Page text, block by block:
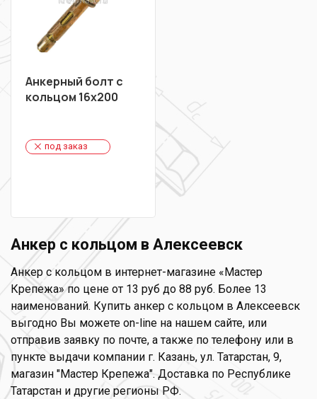
Анкерный болт с
кольцом 16х200
под заказ
Анкер с кольцом в Алексеевск
Анкер с кольцом в интернет-магазине «Мастер
Крепежа» по цене от 13 руб до 88 руб. Более 13
наименований. Купить анкер с кольцом в Алексеевск
выгодно Вы можете on-line на нашем сайте, или
отправив заявку по почте, а также по телефону или в
пункте выдачи компании г. Казань, ул. Татарстан, 9,
магазин "Мастер Крепежа". Доставка по Республике
Татарстан и другие регионы РФ.